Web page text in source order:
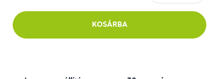
KOSÁRBA